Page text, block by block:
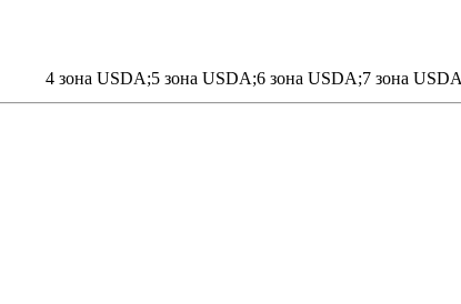
4 зона USDA;5 зона USDA;6 зона USDA;7 зона